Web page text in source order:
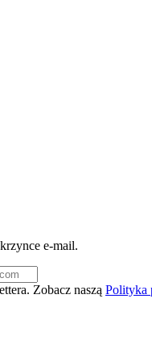
e-mail.
Zobacz naszą Polityka